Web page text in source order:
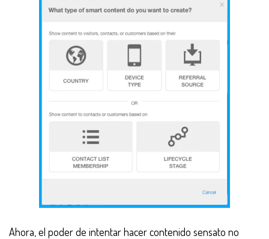
Ahora, el poder de intentar hacer contenido sensato no